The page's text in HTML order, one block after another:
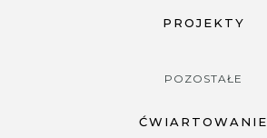
PROJEKTY
POZOSTAŁE
ĆWIARTOWANIE